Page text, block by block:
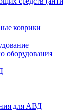
коврики
оборудования
для АВД